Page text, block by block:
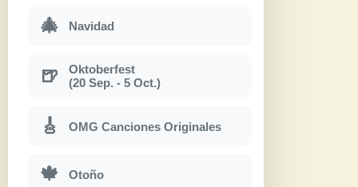
🎄 Navidad
🍺
Oktoberfest
(20 Sep. - 5 Oct.)
🎸 OMG Canciones Originales
🍁 Otoño